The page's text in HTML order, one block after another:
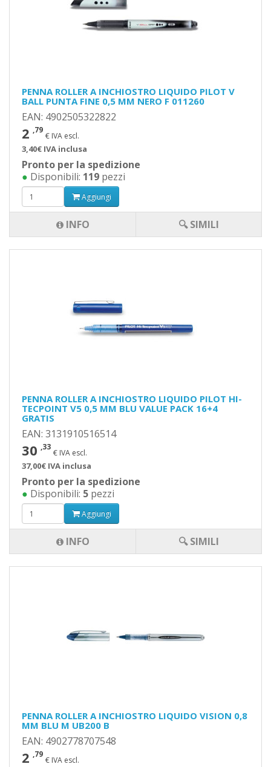
PENNA ROLLER A INCHIOSTRO LIQUIDO PILOT V
BALL PUNTA FINE 0,5 MM NERO F 011260
EAN: 4902505322822
2 ,79
€ IVA escl.
3,40€ IVA inclusa
Pronto per la spedizione
● Disponibili: 119 pezzi
Aggiungi
INFO 🔍 SIMILI
PENNA ROLLER A INCHIOSTRO LIQUIDO PILOT HI-
TECPOINT V5 0,5 MM BLU VALUE PACK 16+4
GRATIS
EAN: 3131910516514
30 ,33
€ IVA escl.
37,00€ IVA inclusa
Pronto per la spedizione
● Disponibili: 5 pezzi
Aggiungi
INFO 🔍 SIMILI
PENNA ROLLER A INCHIOSTRO LIQUIDO VISION 0,8
MM BLU M UB200 B
EAN: 4902778707548
2 ,79
€ IVA escl.